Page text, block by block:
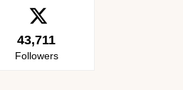
43,711
Followers